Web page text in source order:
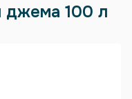
джема 100 л